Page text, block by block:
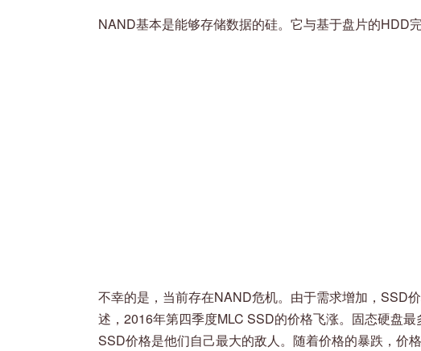
NAND基本是能够存储数据的硅。它与基于盘片的HDD完
不幸的是，当前存在NAND危机。由于需求增加，SSD
述，2016年第四季度MLC SSD的价格飞涨。固态硬盘最
SSD价格是他们自己最大的敌人。随着价格的暴跌，价